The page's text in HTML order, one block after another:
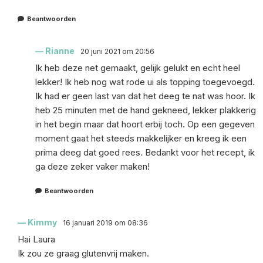
Beantwoorden
Rianne 20 juni 2021 om 20:56
Ik heb deze net gemaakt, gelijk gelukt en echt heel
lekker! Ik heb nog wat rode ui als topping toegevoegd.
Ik had er geen last van dat het deeg te nat was hoor. Ik
heb 25 minuten met de hand gekneed, lekker plakkerig
in het begin maar dat hoort erbij toch. Op een gegeven
moment gaat het steeds makkelijker en kreeg ik een
prima deeg dat goed rees. Bedankt voor het recept, ik
ga deze zeker vaker maken!
Beantwoorden
Kimmy 16 januari 2019 om 08:36
Hai Laura
Ik zou ze graag glutenvrij maken.